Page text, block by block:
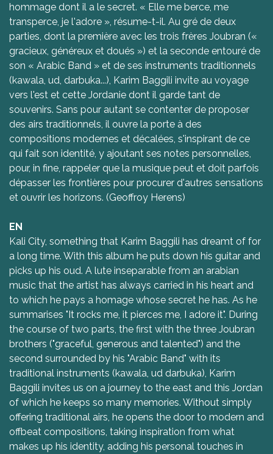
hommage dont il a le secret. « Elle me berce, me
transperce, je l'adore », résume-t-il. Au gré de deux
parties, dont la première avec les trois frères Joubran («
gracieux, généreux et doués ») et la seconde entouré de
son « Arabic Band » et de ses instruments traditionnels
(kawala, ud, darbuka...), Karim Baggili invite au voyage
vers l'est et cette Jordanie dont il garde tant de
souvenirs. Sans pour autant se contenter de proposer
des airs traditionnels, il ouvre la porte à des
compositions modernes et décalées, s'inspirant de ce
qui fait son identité, y ajoutant ses notes personnelles,
pour, in fine, rappeler que la musique peut et doit parfois
dépasser les frontières pour procurer d'autres sensations
et ouvrir les horizons. (Geoffroy Herens)
EN
Kali City, something that Karim Baggili has dreamt of for
a long time. With this album he puts down his guitar and
picks up his oud. A lute inseparable from an arabian
music that the artist has always carried in his heart and
to which he pays a homage whose secret he has. As he
summarises "It rocks me, it pierces me, I adore it". During
the course of two parts, the first with the three Joubran
brothers ("graceful, generous and talented") and the
second surrounded by his "Arabic Band" with its
traditional instruments (kawala, ud darbuka), Karim
Baggili invites us on a journey to the east and this Jordan
of which he keeps so many memories. Without simply
offering traditional airs, he opens the door to modern and
offbeat compositions, taking inspiration from what
makes up his identity, adding his personal touches in